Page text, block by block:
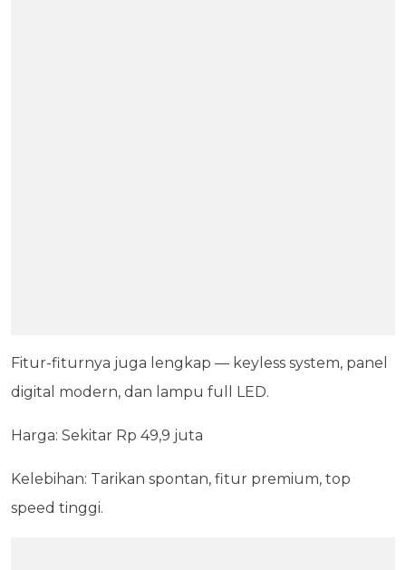
Fitur-fiturnya juga lengkap — keyless system, panel
digital modern, dan lampu full LED.
Harga: Sekitar Rp 49,9 juta
Kelebihan: Tarikan spontan, fitur premium, top
speed tinggi.